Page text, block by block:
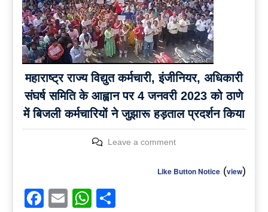
महाराष्ट्र राज्य विद्युत कर्मचारी, इंजीनियर, अधिकारी
संघर्ष समिति के आह्वान पर 4 जनवरी 2023 को ठाणे
में बिजली कर्मचारियों ने जुझारू हड़ताल प्रदर्शन किया
Leave a comment
Like Button Notice (view)
Facebook
EmailWhatsApp